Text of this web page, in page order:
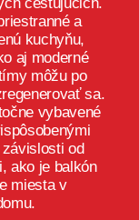
a
kuchyňu,
aj moderné
môžu po
sa.
vybavené
od
ako je balkón
miesta v